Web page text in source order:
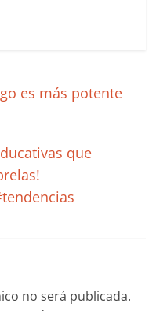
es más potente
que
no será publicada.